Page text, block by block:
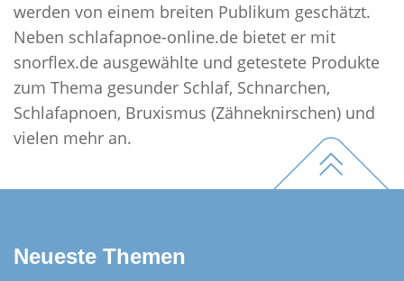
werden von einem breiten Publikum geschätzt.
Neben schlafapnoe-online.de bietet er mit
snorflex.de ausgewählte und getestete Produkte
zum Thema gesunder Schlaf, Schnarchen,
Schlafapnoen, Bruxismus (Zähneknirschen) und
vielen mehr an.
Footer
Neueste Themen